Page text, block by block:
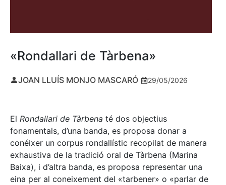
«Rondallari de Tàrbena»
JOAN LLUÍS MONJO MASCARÓ 29/05/2026
El Rondallari de Tàrbena té dos objectius
fonamentals, d’una banda, es proposa donar a
conéixer un corpus rondallístic recopilat de manera
exhaustiva de la tradició oral de Tàrbena (Marina
Baixa), i d’altra banda, es proposa representar una
eina per al coneixement del «tarbener» o «parlar de